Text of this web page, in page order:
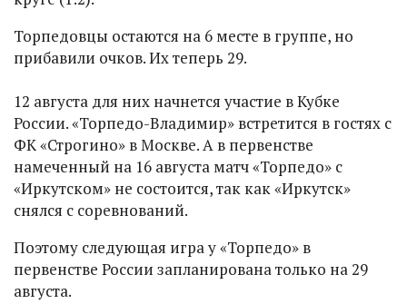
Торпедовцы остаются на 6 месте в группе, но
прибавили очков. Их теперь 29.
12 августа для них начнется участие в Кубке
России. «Торпедо-Владимир» встретится в гостях с
ФК «Строгино» в Москве. А в первенстве
намеченный на 16 августа матч «Торпедо» с
«Иркутском» не состоится, так как «Иркутск»
снялся с соревнований.
Поэтому следующая игра у «Торпедо» в
первенстве России запланирована только на 29
августа.